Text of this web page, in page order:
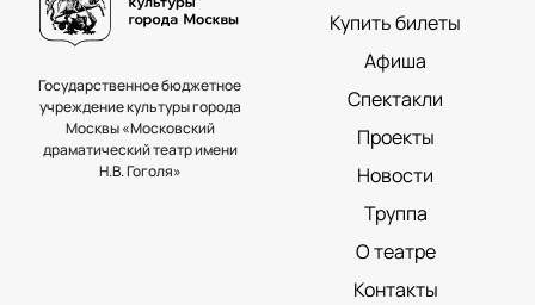
Государственное бюджетное
учреждение культуры города
Москвы «Московский
драматический театр имени
Н.В. Гоголя»
Купить билеты
Афиша
Спектакли
Проекты
Новости
Труппа
О театре
Контакты